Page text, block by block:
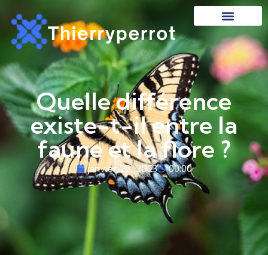
Quelle différence
existe-t-il entre la
faune et la flore ?
janvier 28, 2023 00:00